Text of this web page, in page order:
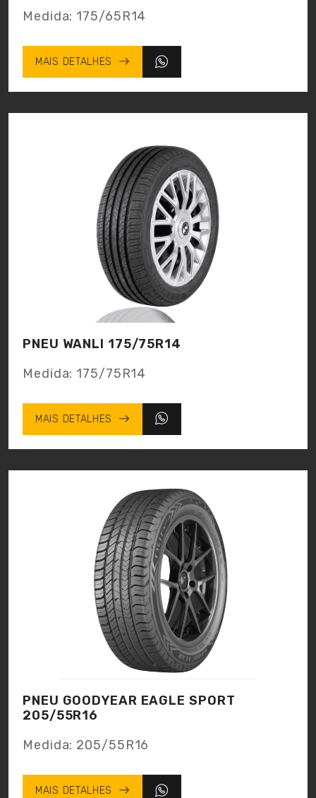
Medida: 175/65R14
MAIS DETALHES
PNEU WANLI 175/75R14
Medida: 175/75R14
MAIS DETALHES
PNEU GOODYEAR EAGLE SPORT
205/55R16
Medida: 205/55R16
MAIS DETALHES